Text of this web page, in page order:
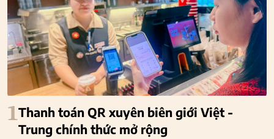
1Thanh toán QR xuyên biên giới Việt -
Trung chính thức mở rộng